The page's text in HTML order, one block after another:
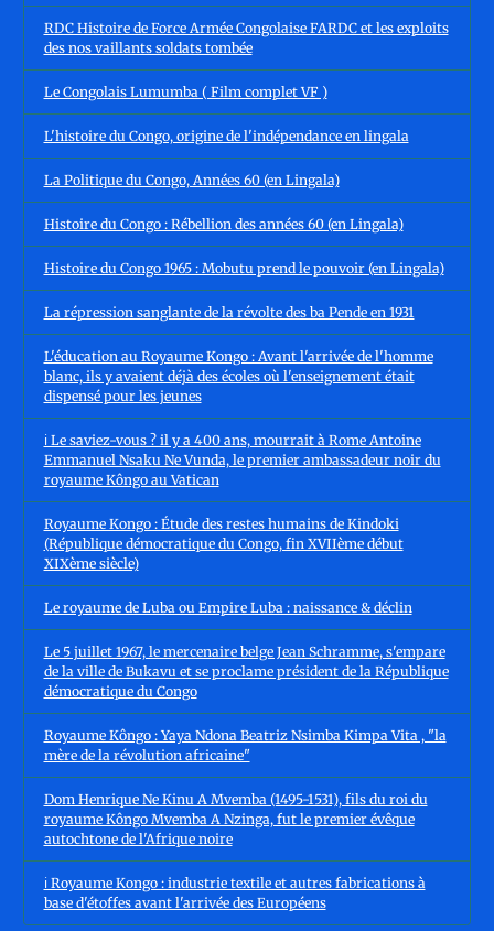
RDC Histoire de Force Armée Congolaise FARDC et les exploits
des nos vaillants soldats tombée
Le Congolais Lumumba ( Film complet VF )
L'histoire du Congo, origine de l'indépendance en lingala
La Politique du Congo, Années 60 (en Lingala)
Histoire du Congo : Rébellion des années 60 (en Lingala)
Histoire du Congo 1965 : Mobutu prend le pouvoir (en Lingala)
La répression sanglante de la révolte des ba Pende en 1931
L'éducation au Royaume Kongo : Avant l'arrivée de l'homme
blanc, ils y avaient déjà des écoles où l'enseignement était
dispensé pour les jeunes
ℹ️ Le saviez-vous ? il y a 400 ans, mourrait à Rome Antoine
Emmanuel Nsaku Ne Vunda, le premier ambassadeur noir du
royaume Kôngo au Vatican
Royaume Kongo : Étude des restes humains de Kindoki
(République démocratique du Congo, fin XVIIème début
XIXème siècle)
Le royaume de Luba ou Empire Luba : naissance & déclin
Le 5 juillet 1967, le mercenaire belge Jean Schramme, s'empare
de la ville de Bukavu et se proclame président de la République
démocratique du Congo
Royaume Kôngo : Yaya Ndona Beatriz Nsimba Kimpa Vita , "la
mère de la révolution africaine"
Dom Henrique Ne Kinu A Mvemba (1495-1531), fils du roi du
royaume Kôngo Mvemba A Nzinga, fut le premier évêque
autochtone de l'Afrique noire
ℹ️ Royaume Kongo : industrie textile et autres fabrications à
base d'étoffes avant l'arrivée des Européens